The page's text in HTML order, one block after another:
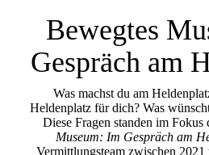
Bewegtes
Gespräch am
Was machst du am
Heldenplatz für dich? Was
Diese Fragen standen im Fokus
Museum: Im Gespräch am
Vermittlungsteam zwischen